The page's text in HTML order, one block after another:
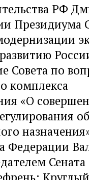
РФ
Президиума
Совета по
комплекса
«О
Федерации